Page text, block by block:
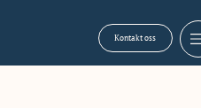
Kontakt oss